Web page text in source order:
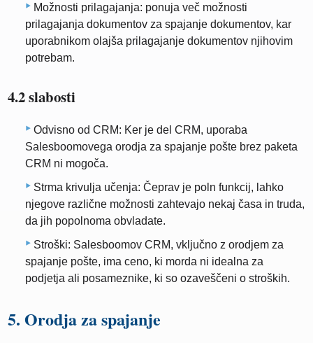
Možnosti prilagajanja: ponuja več možnosti
prilagajanja dokumentov za spajanje dokumentov, kar
uporabnikom olajša prilagajanje dokumentov njihovim
potrebam.
4.2 slabosti
Odvisno od CRM: Ker je del CRM, uporaba
Salesboomovega orodja za spajanje pošte brez paketa
CRM ni mogoča.
Strma krivulja učenja: Čeprav je poln funkcij, lahko
njegove različne možnosti zahtevajo nekaj časa in truda,
da jih popolnoma obvladate.
Stroški: Salesboomov CRM, vključno z orodjem za
spajanje pošte, ima ceno, ki morda ni idealna za
podjetja ali posameznike, ki so ozaveščeni o stroških.
5. Orodja za spajanje